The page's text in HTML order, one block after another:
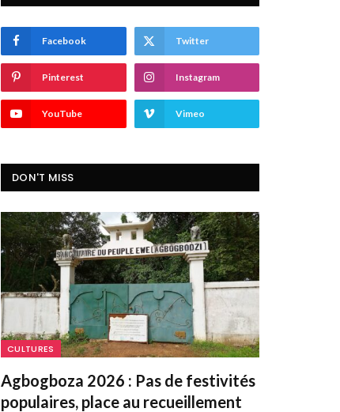
Facebook Twitter
Pinterest Instagram
YouTube Vimeo
DON'T MISS
CULTURES
Agbogboza 2026 : Pas de festivités
populaires, place au recueillement